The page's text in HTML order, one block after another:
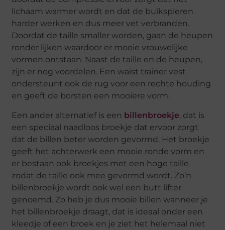
lichaam warmer wordt en dat de buikspieren
harder werken en dus meer vet verbranden.
Doordat de taille smaller worden, gaan de heupen
ronder lijken waardoor er mooie vrouwelijke
vormen ontstaan. Naast de taille en de heupen,
zijn er nog voordelen. Een waist trainer vest
ondersteunt ook de rug voor een rechte houding
en geeft de borsten een mooiere vorm.
Een ander alternatief is een billenbroekje, dat is
een speciaal naadloos broekje dat ervoor zorgt
dat de billen beter worden gevormd. Het broekje
geeft het achterwerk een mooie ronde vorm en
er bestaan ook broekjes met een hoge taille
zodat de taille ook mee gevormd wordt. Zo’n
billenbroekje wordt ook wel een butt lifter
genoemd. Zo heb je dus mooie billen wanneer je
het billenbroekje draagt, dat is ideaal onder een
kleedje of een broek en je ziet het helemaal niet